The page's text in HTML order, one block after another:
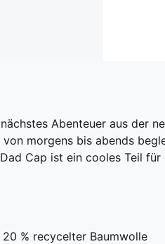
Abenteuer aus der
morgens bis abends
Cap ist ein cooles Teil
% recycelter Baumwolle